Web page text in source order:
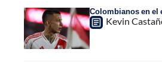
Colombianos en el
Kevin